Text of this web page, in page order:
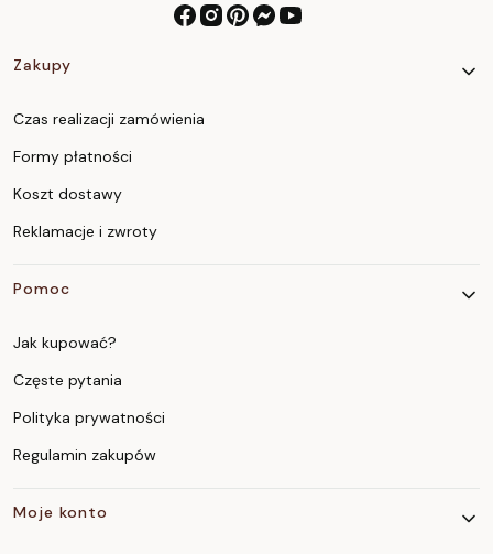
Linki w stopce
Zakupy
Czas realizacji zamówienia
Formy płatności
Koszt dostawy
Reklamacje i zwroty
Pomoc
Jak kupować?
Częste pytania
Polityka prywatności
Regulamin zakupów
Moje konto